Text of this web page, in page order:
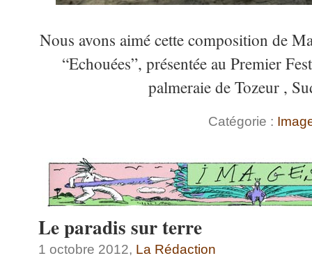
Nous avons aimé cette composition de
“Echouées”, présentée au Premier
palmeraie de Tozeur ,
Catégorie :
Le paradis sur terre
1 octobre 2012, La Rédaction